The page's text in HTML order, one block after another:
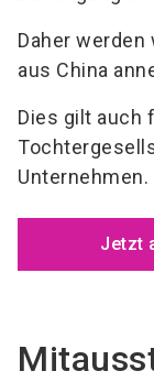
Daher
aus China
Dies gilt auch
Unternehmen.
Jetzt